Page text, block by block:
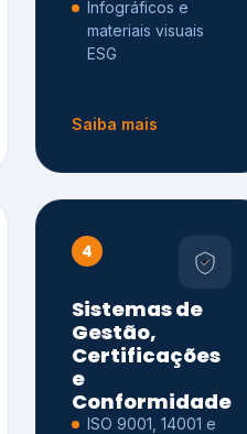
Infográficos e
materiais visuais
ESG
Saiba mais
4
Sistemas de
Gestão,
Certificações
e
Conformidade
ISO 9001, 14001 e